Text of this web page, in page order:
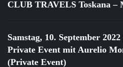
CLUB TRAVELS Toskana –
Samstag, 10. September 2022
Private Event mit Aurelio
(Private Event)